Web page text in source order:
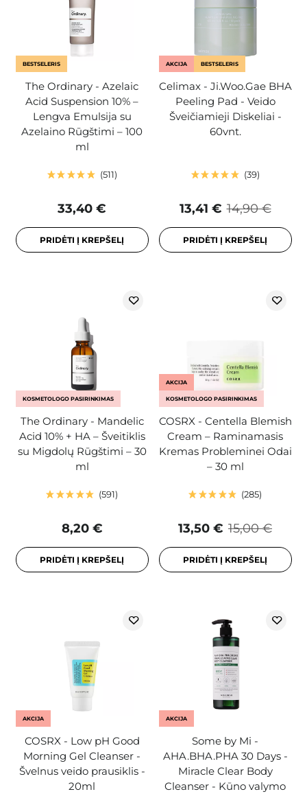
BESTSELERIS
The Ordinary - Azelaic
Acid Suspension 10% –
Lengva Emulsija su
Azelaino Rūgštimi – 100
ml
511
33,40 €
PRIDĖTI Į KREPŠELĮ
AKCIJA BESTSELERIS
Celimax - Ji.Woo.Gae BHA
Peeling Pad - Veido
Šveičiamieji Diskeliai -
60vnt.
39
14,90 €
13,41 €
PRIDĖTI Į KREPŠELĮ
KOSMETOLOGO PASIRINKIMAS
The Ordinary - Mandelic
Acid 10% + HA – Šveitiklis
su Migdolų Rūgštimi – 30
ml
591
8,20 €
PRIDĖTI Į KREPŠELĮ
AKCIJA
KOSMETOLOGO PASIRINKIMAS
COSRX - Centella Blemish
Cream – Raminamasis
Kremas Probleminei Odai
– 30 ml
285
15,00 €
13,50 €
PRIDĖTI Į KREPŠELĮ
AKCIJA
COSRX - Low pH Good
Morning Gel Cleanser -
Švelnus veido prausiklis -
20ml
AKCIJA
Some by Mi -
AHA.BHA.PHA 30 Days -
Miracle Clear Body
Cleanser - Kūno valymo